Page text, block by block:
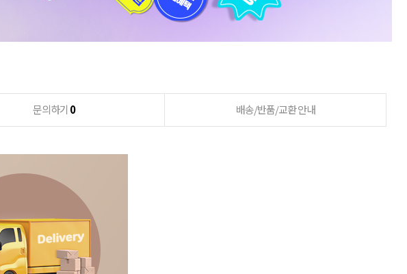
문의하기 0 배송/반품/교환 안내